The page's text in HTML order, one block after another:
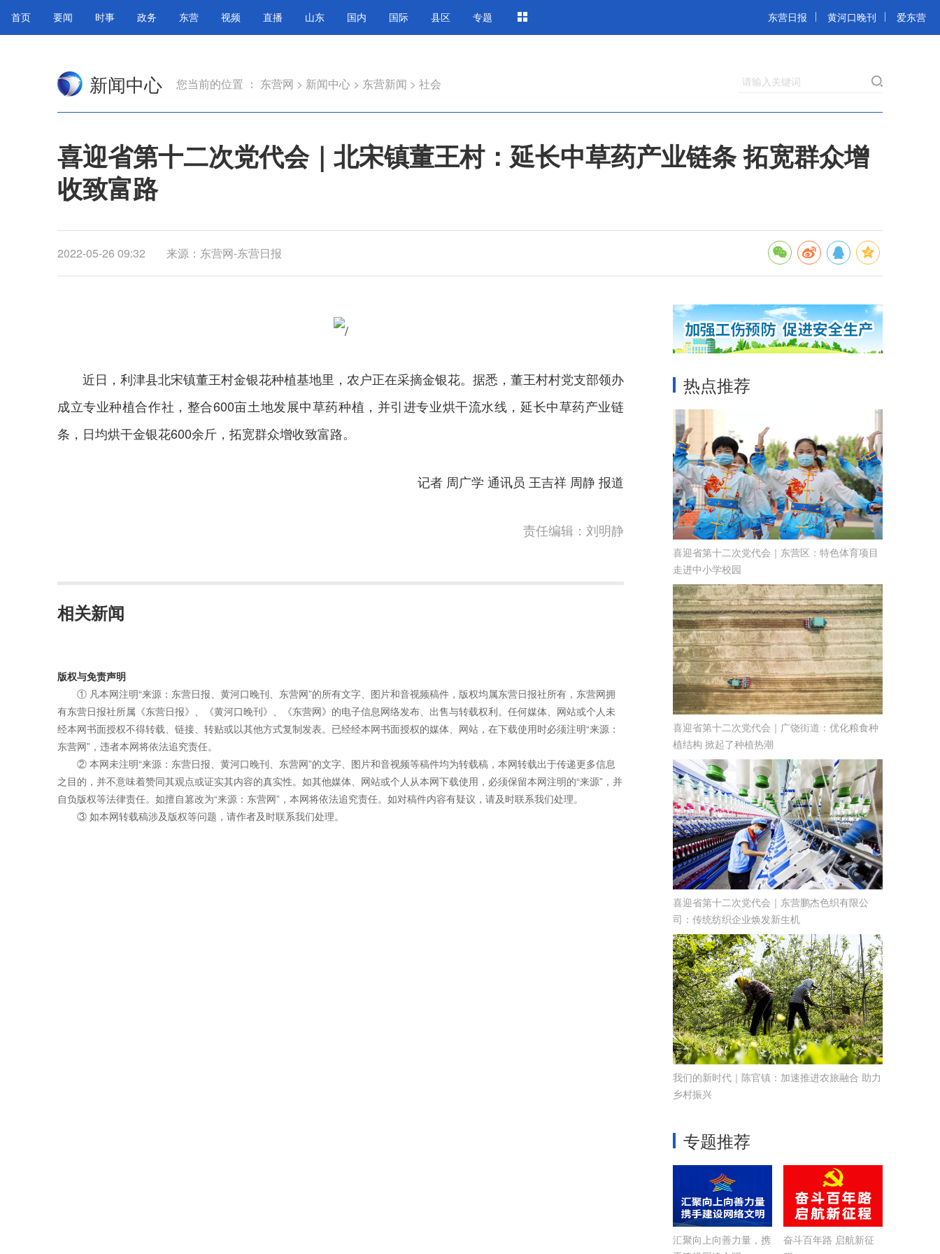
首页 要闻 时事 政务 东营 视频 直播 山东 国内 国际 县区 专题 东营日报 黄河口晚刊 爱东营
新闻中心 您当前的位置 ： 东营网 > 新闻中心 > 东营新闻 > 社会 请输入关键词
喜迎省第十二次党代会｜北宋镇董王村：延长中草药产业链条 拓宽群众增
收致富路
2022-05-26 09:32 来源：东营网-东营日报
近日，利津县北宋镇董王村金银花种植基地里，农户正在采摘金银花。据悉，董王村村党支部领办
成立专业种植合作社，整合600亩土地发展中草药种植，并引进专业烘干流水线，延长中草药产业链
条，日均烘干金银花600余斤，拓宽群众增收致富路。
记者 周广学 通讯员 王吉祥 周静 报道
责任编辑：刘明静
相关新闻
版权与免责声明
① 凡本网注明“来源：东营日报、黄河口晚刊、东营网”的所有文字、图片和音视频稿件，版权均属东营日报社所有，东营网拥
有东营日报社所属《东营日报》、《黄河口晚刊》、《东营网》的电子信息网络发布、出售与转载权利。任何媒体、网站或个人未
经本网书面授权不得转载、链接、转贴或以其他方式复制发表。已经经本网书面授权的媒体、网站，在下载使用时必须注明“来源：
东营网”，违者本网将依法追究责任。
② 本网未注明“来源：东营日报、黄河口晚刊、东营网”的文字、图片和音视频等稿件均为转载稿，本网转载出于传递更多信息
之目的，并不意味着赞同其观点或证实其内容的真实性。如其他媒体、网站或个人从本网下载使用，必须保留本网注明的“来源”，并
自负版权等法律责任。如擅自篡改为“来源：东营网”，本网将依法追究责任。如对稿件内容有疑议，请及时联系我们处理。
③ 如本网转载稿涉及版权等问题，请作者及时联系我们处理。
热点推荐
喜迎省第十二次党代会｜东营区：特色体育项目
走进中小学校园
喜迎省第十二次党代会｜广饶街道：优化粮食种
植结构 掀起了种植热潮
喜迎省第十二次党代会｜东营鹏杰色织有限公
司：传统纺织企业焕发新生机
我们的新时代｜陈官镇：加速推进农旅融合 助力
乡村振兴
专题推荐
汇聚向上向善力量，携
奋斗百年路 启航新征